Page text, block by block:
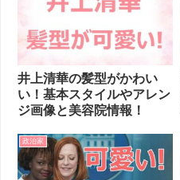
井上清華の髪型がかわい
い！基本スタイルやアレン
ジ画像と美容院情報！
政治家